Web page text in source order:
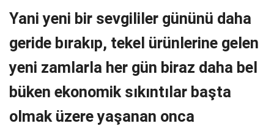
Yani yeni bir sevgililer gününü daha
geride bırakıp, tekel ürünlerine gelen
yeni zamlarla her gün biraz daha bel
büken ekonomik sıkıntılar başta
olmak üzere yaşanan onca